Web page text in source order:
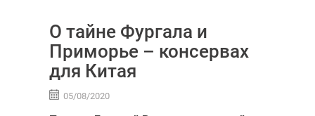
О тайне Фургала и
Приморье – консервах
для Китая
05/08/2020